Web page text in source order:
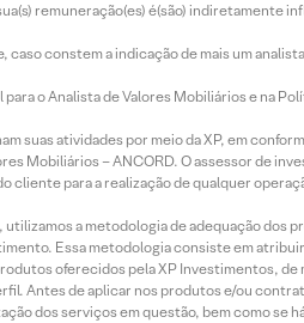
remuneração(es) é(são) indiretamente
constem a indicação de mais um
o Analista de Valores Mobiliários e na
suas atividades por meio da XP, em
Mobiliários – ANCORD. O assessor de
para a realização de qualquer
a metodologia de adequação dos
Essa metodologia consiste em
oferecidos pela XP Investimentos, de
Antes de aplicar nos produtos e/ou
dos serviços em questão, bem como se